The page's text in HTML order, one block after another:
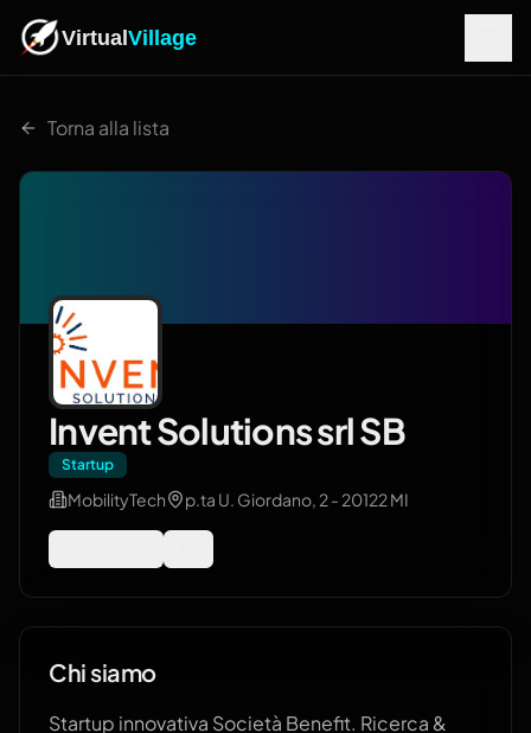
VirtualVillage
Torna alla lista
Invent Solutions srl SB
Startup
MobilityTech p.ta U. Giordano, 2 - 20122 MI
Chi siamo
Startup innovativa Società Benefit. Ricerca &